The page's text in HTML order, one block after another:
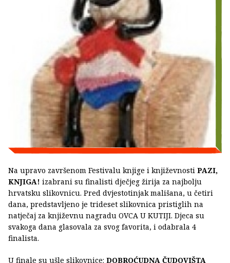
Na upravo završenom Festivalu knjige i književnosti PAZI,
KNJIGA! izabrani su finalisti dječjeg žirija za najbolju
hrvatsku slikovnicu. Pred dvjestotinjak mališana, u četiri
dana, predstavljeno je trideset slikovnica pristiglih na
natječaj za književnu nagradu OVCA U KUTIJI. Djeca su
svakoga dana glasovala za svog favorita, i odabrala 4
finalista.
U finale su ušle slikovnice: DOBROĆUDNA ČUDOVIŠTA